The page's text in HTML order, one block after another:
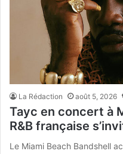
La Rédaction août 5, 2026
Tayc en concert à
R&B française
Le Miami Beach Bandshell